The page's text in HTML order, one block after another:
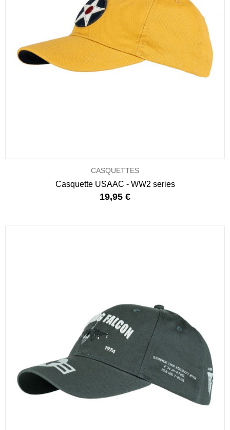
CASQUETTES
Casquette USAAC - WW2 series
19,95 €